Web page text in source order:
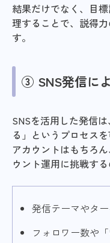
結果だけでなく、目
理することで、説得
す。
③ SNS発信に
SNSを活用した発信
る」というプロセス
アカウントはもちろ
ウント運用に挑戦す
発信テーマやタ
フォロワー数や